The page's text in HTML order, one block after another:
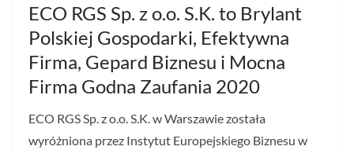
ECO RGS Sp. z o.o. S.K. to Brylant
Polskiej Gospodarki, Efektywna
Firma, Gepard Biznesu i Mocna
Firma Godna Zaufania 2020
ECO RGS Sp. z o.o. S.K. w Warszawie została
wyróżniona przez Instytut Europejskiego Biznesu w